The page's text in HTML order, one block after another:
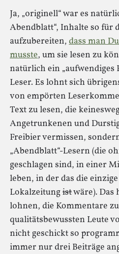
Ja, „originell“ war es
Abendblatt“, Inhalte so für
aufzubereiten, dass man
musste, um sie lesen zu
natürlich ein
Leser. Es lohnt sich
von empörten
Text zu lesen, die
Angetrunkenen und
Freibier vermissen,
„Abendblatt“-Lesern (die
geschlagen sind, in einer
leben, in der das die
Lokalzeitungistwäre). Das
lohnen, die Kommentare
qualitätsbewussten Leute
nicht geschickt so
immer nur drei Beiträge